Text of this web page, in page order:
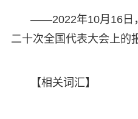
——2022年10月16日
二十次全国代表大会上的
【相关词汇】